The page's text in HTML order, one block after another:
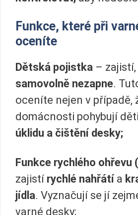
Funkce, které při
oceníte
Dětská pojistka –
samovolně nezapne.
oceníte nejen v případě,
domácnosti pohybují
úklidu a čištění desky;
Funkce rychlého ohřevu
zajistí rychlé nahřátí a
jídla. Vyznačují se jí
varné desky;